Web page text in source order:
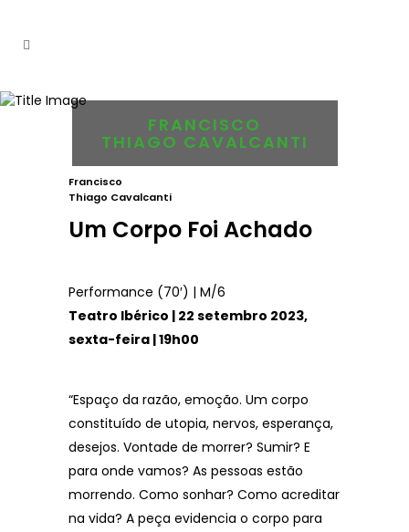
FRANCISCO
THIAGO CAVALCANTI
Francisco
Thiago Cavalcanti
Um Corpo Foi Achado
Performance (70′) | M/6
Teatro Ibérico | 22 setembro 2023,
sexta-feira | 19h00
“Espaço da razão, emoção. Um corpo
constituído de utopia, nervos, esperança,
desejos. Vontade de morrer? Sumir? E
para onde vamos? As pessoas estão
morrendo. Como sonhar? Como acreditar
na vida? A peça evidencia o corpo para